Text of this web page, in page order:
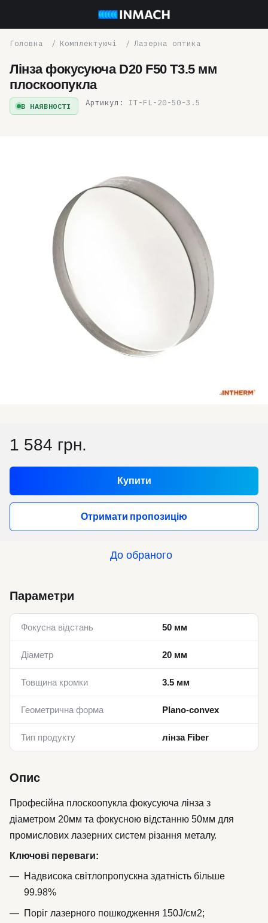
Комплектуючі Лазерна оптика
Лінза фокусуюча D20 F50 T3.5 мм
плоскоопукла
В НАЯВНОСТІ Артикул: IT-FL-20-50-3.5
1 584 грн.
Купити
Отримати пропозицію
До обраного
Параметри
Фокусна відстань 50 мм
Діаметр 20 мм
Товщина кромки 3.5 мм
Геометрична форма Plano-convex
Тип продукту лінза Fiber
Опис
Професійна плоскоопукла фокусуюча лінза з
діаметром 20мм та фокусною відстанню 50мм для
промислових лазерних систем різання металу.
Ключові переваги:
Надвисока світлопропускна здатність більше
99.98%
Поріг лазерного пошкодження 150J/см2;